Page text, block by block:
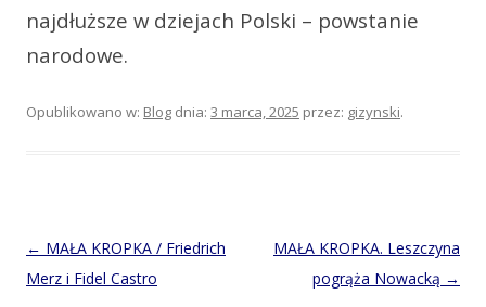
najdłuższe w dziejach Polski – powstanie
narodowe.
Opublikowano w: Blog dnia: 3 marca, 2025 przez: gizynski.
Post
navigation
← MAŁA KROPKA / Friedrich
Merz i Fidel Castro
MAŁA KROPKA. Leszczyna
pogrąża Nowacką →